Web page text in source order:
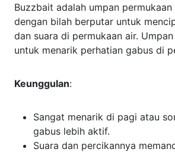
Buzzbait adalah umpan
dengan bilah berputar untuk
dan suara di permukaan air.
untuk menarik perhatian gabus di
Keunggulan:
Sangat menarik di pagi atau
gabus lebih aktif.
Suara dan percikannya